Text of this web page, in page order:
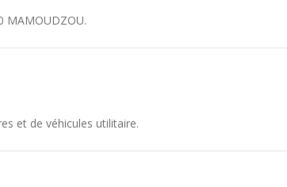
MAMOUDZOU.
et de véhicules utilitaire.